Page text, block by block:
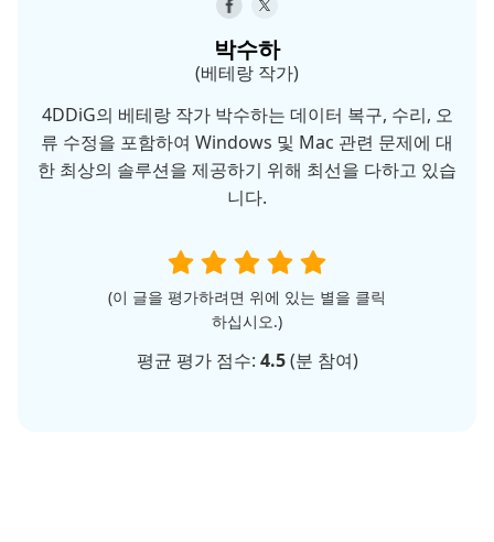
박수하
(베테랑 작가)
4DDiG의 베테랑 작가 박수하는 데이터 복구, 수리, 오
류 수정을 포함하여 Windows 및 Mac 관련 문제에 대
한 최상의 솔루션을 제공하기 위해 최선을 다하고 있습
니다.
(이 글을 평가하려면 위에 있는 별을 클릭
하십시오.)
평균 평가 점수: 4.5(분 참여)